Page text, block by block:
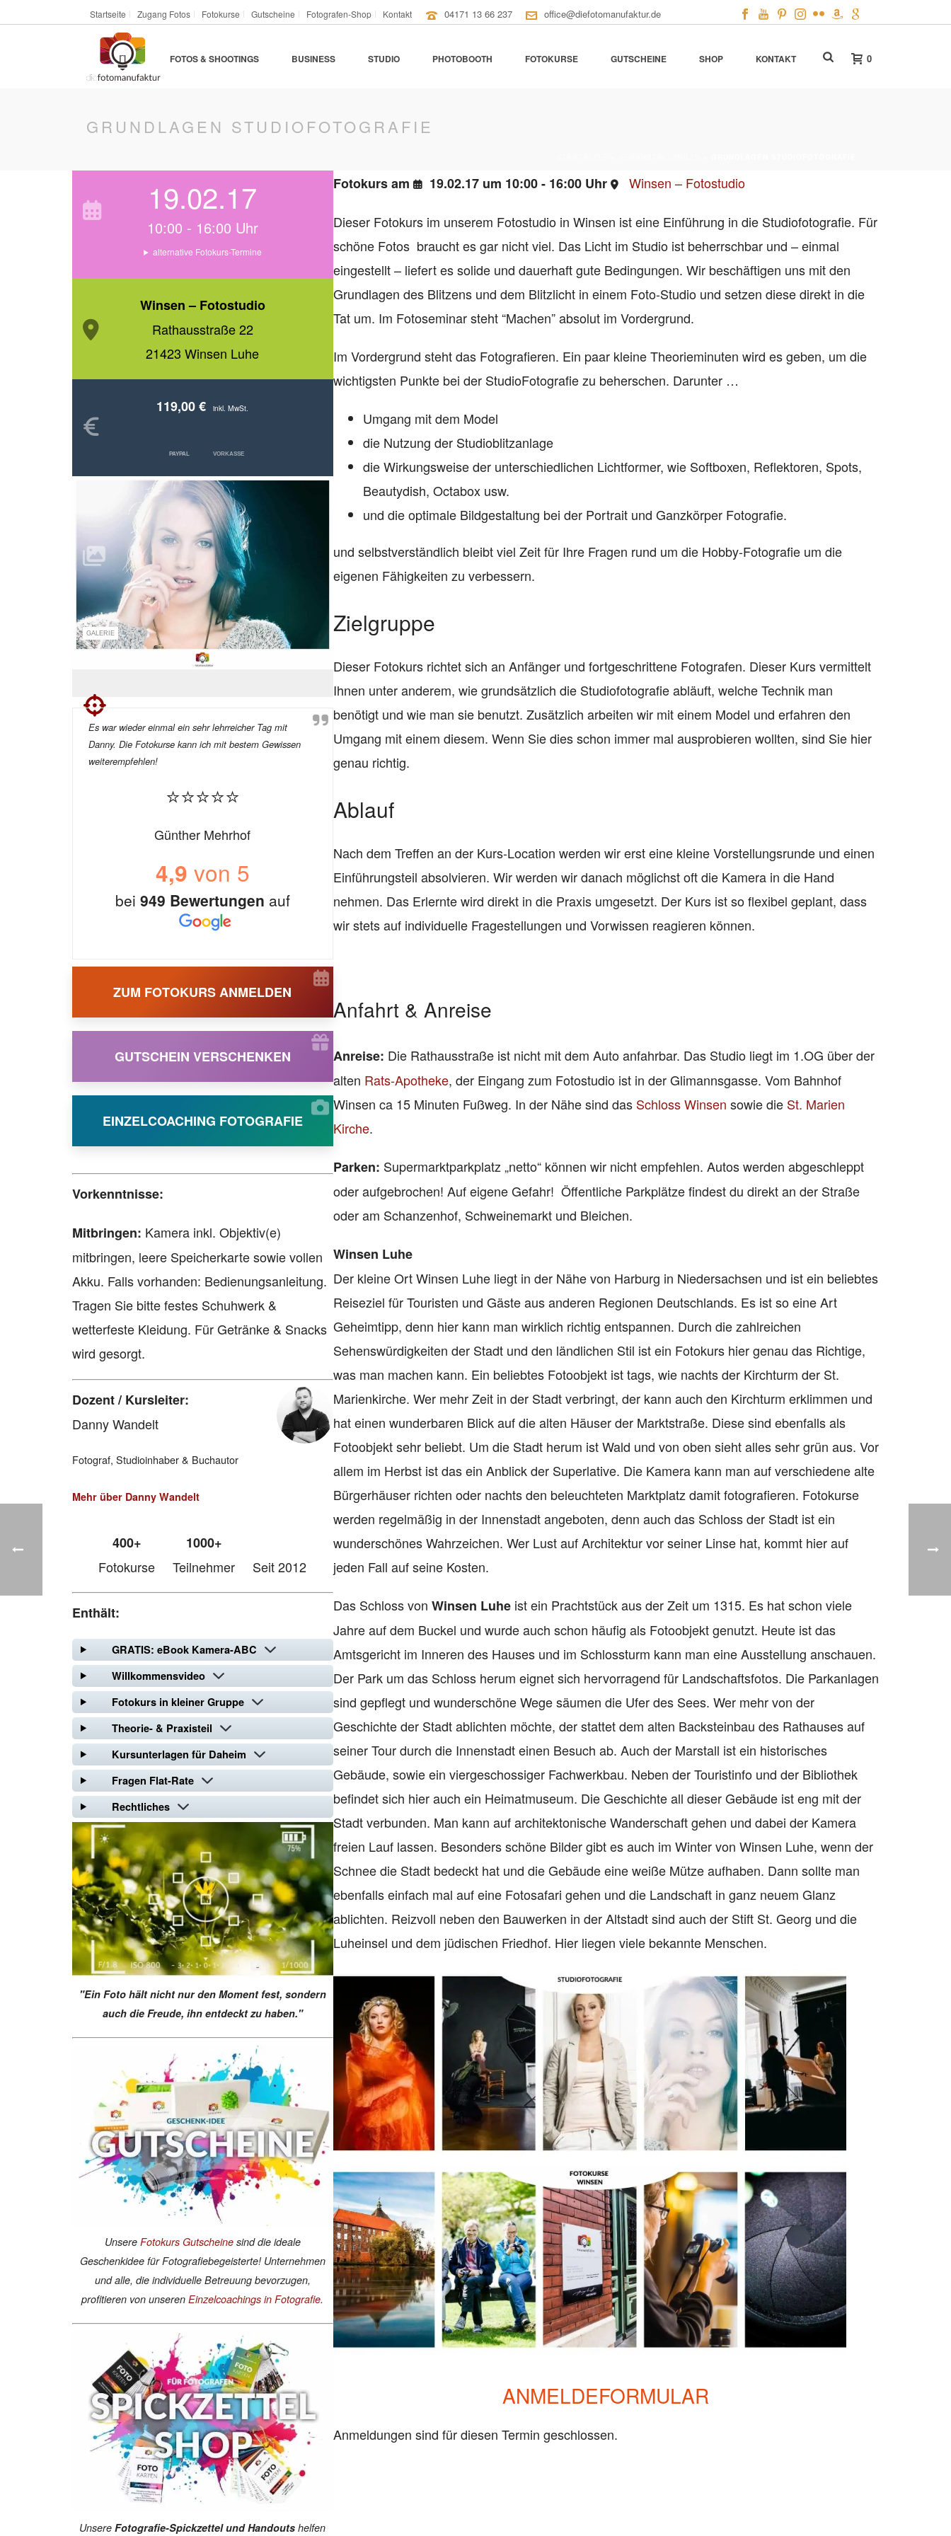
Startseite Zugang Fotos Fotokurse Gutscheine Fotografen-Shop Kontakt 04171 13 66 237 office@diefotomanufaktur.de
FOTOS & SHOOTINGS BUSINESS STUDIO PHOTOBOOTH FOTOKURSE GUTSCHEINE SHOP KONTAKT 0
GRUNDLAGEN STUDIOFOTOGRAFIE
19.02.17
10:00 - 16:00 Uhr
alternative Fotokurs-Termine
Winsen – Fotostudio
Rathausstraße 22
21423 Winsen Luhe
119,00 € inkl. MwSt.
PAYPAL VORKASSE
GALERIE
Es war wieder einmal ein sehr lehrreicher Tag mit
Danny. Die Fotokurse kann ich mit bestem Gewissen
weiterempfehlen!
⭐⭐⭐⭐⭐
Günther Mehrhof
4,9 von 5
bei 949 Bewertungen auf
ZUM FOTOKURS ANMELDEN
GUTSCHEIN VERSCHENKEN
EINZELCOACHING FOTOGRAFIE
Vorkenntnisse:
Mitbringen: Kamera inkl. Objektiv(e)
mitbringen, leere Speicherkarte sowie vollen
Akku. Falls vorhanden: Bedienungsanleitung.
Tragen Sie bitte festes Schuhwerk &
wetterfeste Kleidung. Für Getränke & Snacks
wird gesorgt.
Dozent / Kursleiter:
Danny Wandelt
Fotograf, Studioinhaber & Buchautor
Mehr über Danny Wandelt
400+
Fotokurse
1000+
Teilnehmer
Seit 2012
Enthält:
GRATIS: eBook Kamera-ABC
Willkommensvideo
Fotokurs in kleiner Gruppe
Theorie- & Praxisteil
Kursunterlagen für Daheim
Fragen Flat-Rate
Rechtliches
"Ein Foto hält nicht nur den Moment fest, sondern
auch die Freude, ihn entdeckt zu haben."
Unsere Fotokurs Gutscheinesind die ideale
Geschenkidee für Fotografiebegeisterte! Unternehmen
und alle, die individuelle Betreuung bevorzugen,
profitieren von unserenEinzelcoachings in Fotografie.
UnsereFotografie-Spickzettel und Handouts helfen
Fotokurs am 19.02.17 um 10:00 - 16:00 Uhr Winsen – Fotostudio
Dieser Fotokurs im unserem Fotostudio in Winsen ist eine Einführung in die Studiofotografie. Für
schöne Fotos braucht es gar nicht viel. Das Licht im Studio ist beherrschbar und – einmal
eingestellt – liefert es solide und dauerhaft gute Bedingungen. Wir beschäftigen uns mit den
Grundlagen des Blitzens und dem Blitzlicht in einem Foto-Studio und setzen diese direkt in die
Tat um. Im Fotoseminar steht “Machen” absolut im Vordergrund.
Im Vordergrund steht das Fotografieren. Ein paar kleine Theorieminuten wird es geben, um die
wichtigsten Punkte bei der StudioFotografie zu beherschen. Darunter …
Umgang mit dem Model
die Nutzung der Studioblitzanlage
die Wirkungsweise der unterschiedlichen Lichtformer, wie Softboxen, Reflektoren, Spots,
Beautydish, Octabox usw.
und die optimale Bildgestaltung bei der Portrait und Ganzkörper Fotografie.
und selbstverständlich bleibt viel Zeit für Ihre Fragen rund um die Hobby-Fotografie um die
eigenen Fähigkeiten zu verbessern.
Zielgruppe
Dieser Fotokurs richtet sich an Anfänger und fortgeschrittene Fotografen. Dieser Kurs vermittelt
Ihnen unter anderem, wie grundsätzlich die Studiofotografie abläuft, welche Technik man
benötigt und wie man sie benutzt. Zusätzlich arbeiten wir mit einem Model und erfahren den
Umgang mit einem diesem. Wenn Sie dies schon immer mal ausprobieren wollten, sind Sie hier
genau richtig.
Ablauf
Nach dem Treffen an der Kurs-Location werden wir erst eine kleine Vorstellungsrunde und einen
Einführungsteil absolvieren. Wir werden wir danach möglichst oft die Kamera in die Hand
nehmen. Das Erlernte wird direkt in die Praxis umgesetzt. Der Kurs ist so flexibel geplant, dass
wir stets auf individuelle Fragestellungen und Vorwissen reagieren können.
Anfahrt & Anreise
Anreise: Die Rathausstraße ist nicht mit dem Auto anfahrbar. Das Studio liegt im 1.OG über der
alten Rats-Apotheke, der Eingang zum Fotostudio ist in der Glimannsgasse. Vom Bahnhof
Winsen ca 15 Minuten Fußweg. In der Nähe sind das Schloss Winsen sowie die St. Marien
Kirche.
Parken: Supermarktparkplatz „netto“ können wir nicht empfehlen. Autos werden abgeschleppt
oder aufgebrochen! Auf eigene Gefahr! Öffentliche Parkplätze findest du direkt an der Straße
oder am Schanzenhof, Schweinemarkt und Bleichen.
Winsen Luhe
Der kleine Ort Winsen Luhe liegt in der Nähe von Harburg in Niedersachsen und ist ein beliebtes
Reiseziel für Touristen und Gäste aus anderen Regionen Deutschlands. Es ist so eine Art
Geheimtipp, denn hier kann man wirklich richtig entspannen. Durch die zahlreichen
Sehenswürdigkeiten der Stadt und den ländlichen Stil ist ein Fotokurs hier genau das Richtige,
was man machen kann. Ein beliebtes Fotoobjekt ist tags, wie nachts der Kirchturm der St.
Marienkirche. Wer mehr Zeit in der Stadt verbringt, der kann auch den Kirchturm erklimmen und
hat einen wunderbaren Blick auf die alten Häuser der Marktstraße. Diese sind ebenfalls als
Fotoobjekt sehr beliebt. Um die Stadt herum ist Wald und von oben sieht alles sehr grün aus. Vor
allem im Herbst ist das ein Anblick der Superlative. Die Kamera kann man auf verschiedene alte
Bürgerhäuser richten oder nachts den beleuchteten Marktplatz damit fotografieren. Fotokurse
werden regelmäßig in der Innenstadt angeboten, denn auch das Schloss der Stadt ist ein
wunderschönes Wahrzeichen. Wer Lust auf Architektur vor seiner Linse hat, kommt hier auf
jeden Fall auf seine Kosten.
Das Schloss von Winsen Luheist ein Prachtstück aus der Zeit um 1315. Es hat schon viele
Jahre auf dem Buckel und wurde auch schon häufig als Fotoobjekt genutzt. Heute ist das
Amtsgericht im Inneren des Hauses und im Schlossturm kann man eine Ausstellung anschauen.
Der Park um das Schloss herum eignet sich hervorragend für Landschaftsfotos. Die Parkanlagen
sind gepflegt und wunderschöne Wege säumen die Ufer des Sees. Wer mehr von der
Geschichte der Stadt ablichten möchte, der stattet dem alten Backsteinbau des Rathauses auf
seiner Tour durch die Innenstadt einen Besuch ab. Auch der Marstall ist ein historisches
Gebäude, sowie ein viergeschossiger Fachwerkbau. Neben der Touristinfo und der Bibliothek
befindet sich hier auch ein Heimatmuseum. Die Geschichte all dieser Gebäude ist eng mit der
Stadt verbunden. Man kann auf architektonische Wanderschaft gehen und dabei der Kamera
freien Lauf lassen. Besonders schöne Bilder gibt es auch im Winter von Winsen Luhe, wenn der
Schnee die Stadt bedeckt hat und die Gebäude eine weiße Mütze aufhaben. Dann sollte man
ebenfalls einfach mal auf eine Fotosafari gehen und die Landschaft in ganz neuem Glanz
ablichten. Reizvoll neben den Bauwerken in der Altstadt sind auch der Stift St. Georg und die
Luheinsel und dem jüdischen Friedhof. Hier liegen viele bekannte Menschen.
ANMELDEFORMULAR
Anmeldungen sind für diesen Termin geschlossen.